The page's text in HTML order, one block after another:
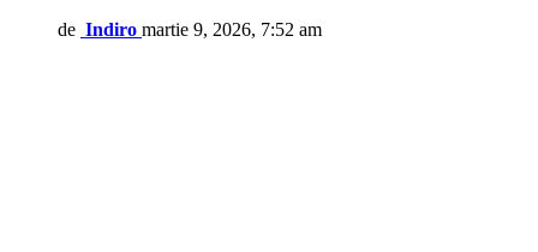
de Indiro martie 9, 2026, 7:52 am